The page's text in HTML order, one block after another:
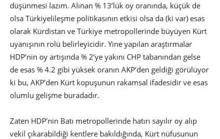
düşünmesi lazım. Alınan % 13’lük oy oranında, küçük de
olsa Türkiyelileşme politikasının etkisi olsa da (ki var) esas
olarak Kürdistan ve Türkiye metropollerinde büyüyen Kürt
uyanışının rolü belirleyicidir. Yine yapılan araştırmalar
HDP’nin oy artışında % 2’ye yakını CHP tabanından gelse
de esas % 4.2 gibi yüksek oranın AKP’den geldiği görülüyor
ki bu, AKP’den Kürt kopuşunun rakamsal ifadesidir ve esas
olumlu gelişme buradadır.
Zaten HDP’nin Batı metropollerinde hatırı sayılır oy alıp
vekil çıkarabildiği kentlere bakıldığında, Kürt nüfusunun